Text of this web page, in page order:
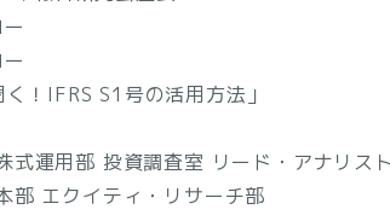
！IFRS S1号の活用方法」
運用部 投資調査室 リード・アナリス
エクイティ・リサーチ部